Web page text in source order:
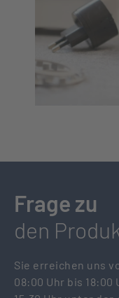
Frage zu
den
Sie erreichen uns
08:00 Uhr bis 18:00